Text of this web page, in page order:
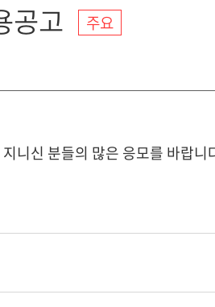
공고 주요
니신 분들의 많은 응모를 바랍니